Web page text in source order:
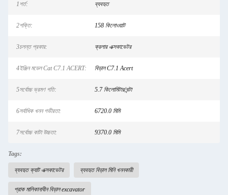
1শর্ত: ব্যবহৃত
2শক্তি: 158 কিলোওয়াট
3চলন্ত প্রকার: ক্রলার এক্সকাভেটর
4ইঞ্জিন মডেল Cat C7.1 ACERT: বিড়াল C7.1 Acert
5সর্বোচ্চ ভ্রমণ গতি: 5.7 কিলোমিটার/ঘন্টা
6সর্বাধিক খনন গভীরতা: 6720.0 মিমি
7সর্বোচ্চ কাটা উচ্চতা: 9370.0 মিমি
Tags:
ব্যবহৃত ক্যাট এক্সকাভেটর ব্যবহৃত বিড়াল মিনি খননকারী
প্রাক মালিকানাধীন বিড়াল excavator